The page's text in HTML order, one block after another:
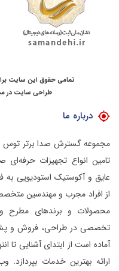
تمامی حقوق این سایت
طراحی سایت در
درباره ما
تامین انواع تجهیزات حرفه‌ای
عایق و آکوستیک استودیویی به
محصولات و برندهای مطرح و
تخصصی در طراحی، فروش و
آماده است از ابتدای آشنایی تا
ارائه بهترین خدمات بپردازد.